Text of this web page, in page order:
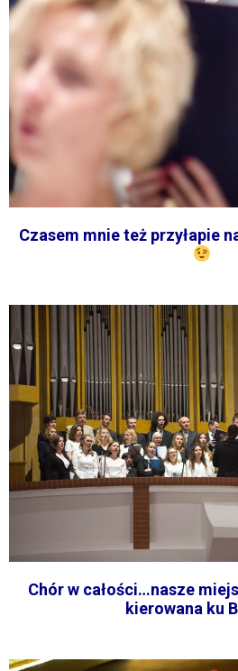
Czasem mnie też przyłapie
Chór w całości…nasze
kierowana ku